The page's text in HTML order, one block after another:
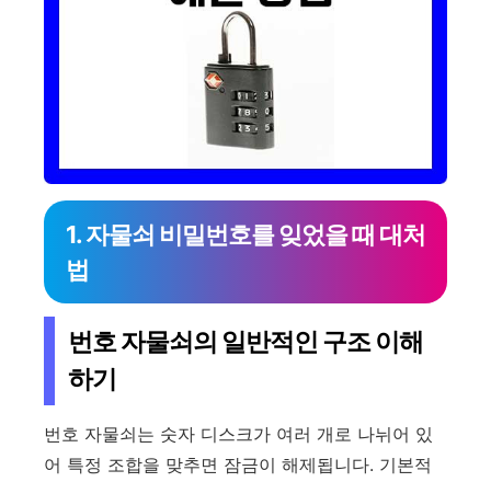
1. 자물쇠 비밀번호를 잊었을 때 대처
법
번호 자물쇠의 일반적인 구조 이해
하기
번호 자물쇠는 숫자 디스크가 여러 개로 나뉘어 있
어 특정 조합을 맞추면 잠금이 해제됩니다. 기본적